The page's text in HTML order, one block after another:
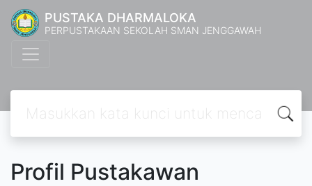
PUSTAKA DHARMALOKA
PERPUSTAKAAN SEKOLAH SMAN JENGGAWAH
Profil Pustakawan